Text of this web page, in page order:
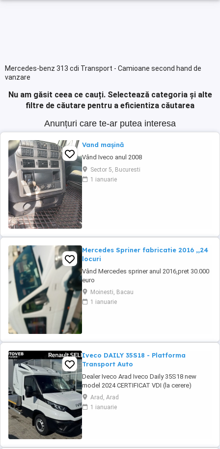
Mercedes-benz 313 cdi Transport - Camioane second hand de
vanzare
Nu am găsit ceea ce cauți. Selectează categoria și alte
filtre de căutare pentru a eficientiza căutarea
Anunțuri care te-ar putea interesa
Vand mașină
Vând Iveco anul 2008
Sector 5, Bucuresti
1 ianuarie
Mercedes Spriner fabricatie 2016 ,,24
locuri
Vând Mercedes spriner anul 2016,pret 30.000
euro
Moinesti, Bacau
1 ianuarie
Iveco DAILY 35S18 - Platforma
Transport Auto
Dealer Iveco Arad Iveco Daily 35S18 new
model 2024 CERTIFICAT VDI (la cerere)
MONTARE TAHOGRAF SMART 4. (la cerere)
Pret : 45.500 euro plus TVA. Auto in stoc cu
livrare imediata. Platforma transport auto (full
Arad, Arad
1 ianuarie